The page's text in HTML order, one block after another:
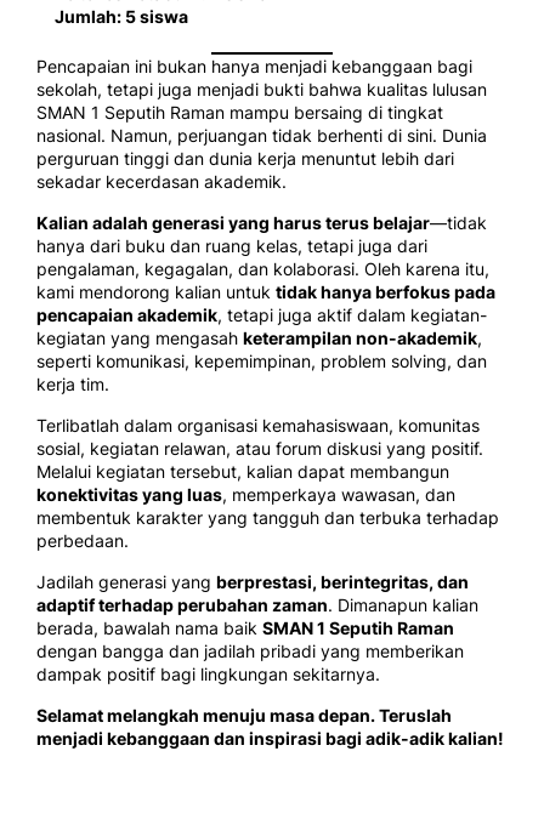
Jumlah: 5 siswa
Pencapaian ini bukan hanya menjadi kebanggaan bagi
sekolah, tetapi juga menjadi bukti bahwa kualitas lulusan
SMAN 1 Seputih Raman mampu bersaing di tingkat
nasional. Namun, perjuangan tidak berhenti di sini. Dunia
perguruan tinggi dan dunia kerja menuntut lebih dari
sekadar kecerdasan akademik.
Kalian adalah generasi yang harus terus belajar—tidak
hanya dari buku dan ruang kelas, tetapi juga dari
pengalaman, kegagalan, dan kolaborasi. Oleh karena itu,
kami mendorong kalian untuk tidak hanya berfokus pada
pencapaian akademik, tetapi juga aktif dalam kegiatan-
kegiatan yang mengasah keterampilan non-akademik,
seperti komunikasi, kepemimpinan, problem solving, dan
kerja tim.
Terlibatlah dalam organisasi kemahasiswaan, komunitas
sosial, kegiatan relawan, atau forum diskusi yang positif.
Melalui kegiatan tersebut, kalian dapat membangun
konektivitas yang luas, memperkaya wawasan, dan
membentuk karakter yang tangguh dan terbuka terhadap
perbedaan.
Jadilah generasi yang berprestasi, berintegritas, dan
adaptif terhadap perubahan zaman. Dimanapun kalian
berada, bawalah nama baik SMAN 1 Seputih Raman
dengan bangga dan jadilah pribadi yang memberikan
dampak positif bagi lingkungan sekitarnya.
Selamat melangkah menuju masa depan. Teruslah
menjadi kebanggaan dan inspirasi bagi adik-adik kalian!